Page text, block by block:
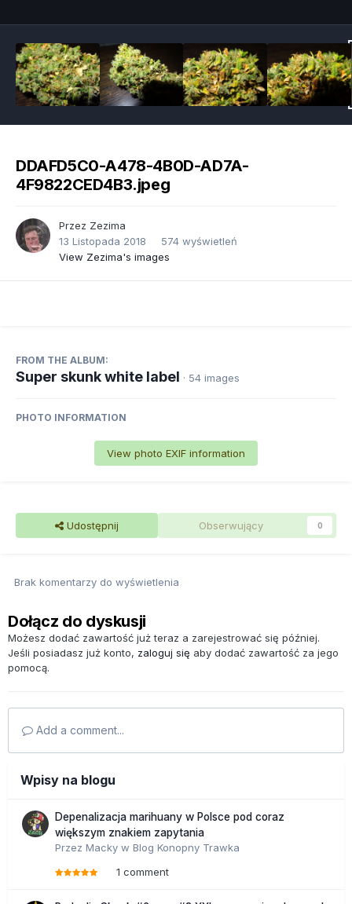
DDAFD5C0-A478-4B0D-AD7A-
4F9822CED4B3.jpeg
Przez Zezima
13 Listopada 2018
574 wyświetleń
View Zezima's images
FROM THE ALBUM:
Super skunk white label · 54 images
PHOTO INFORMATION
View photo EXIF information
Udostępnij Obserwujący 0
Brak komentarzy do wyświetlenia
Dołącz do dyskusji
Możesz dodać zawartość już teraz a zarejestrować się później.
Jeśli posiadasz już konto, zaloguj się aby dodać zawartość za jego
pomocą.
Add a comment...
Wpisy na blogu
Depenalizacja marihuany w Polsce pod coraz
większym znakiem zapytania
Przez Macky w Blog Konopny Trawka
1 comment